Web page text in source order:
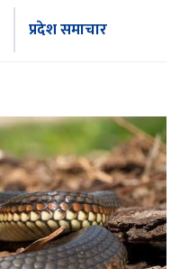
प्रदेश समाचार